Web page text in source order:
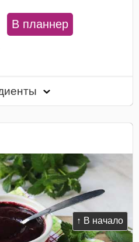
↑ В начало
В планнер